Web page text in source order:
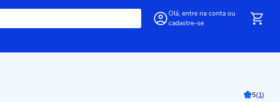
Olá, entre na conta ou
cadastre-se
5(1)